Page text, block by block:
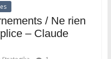
/ Ne rien
– Claude